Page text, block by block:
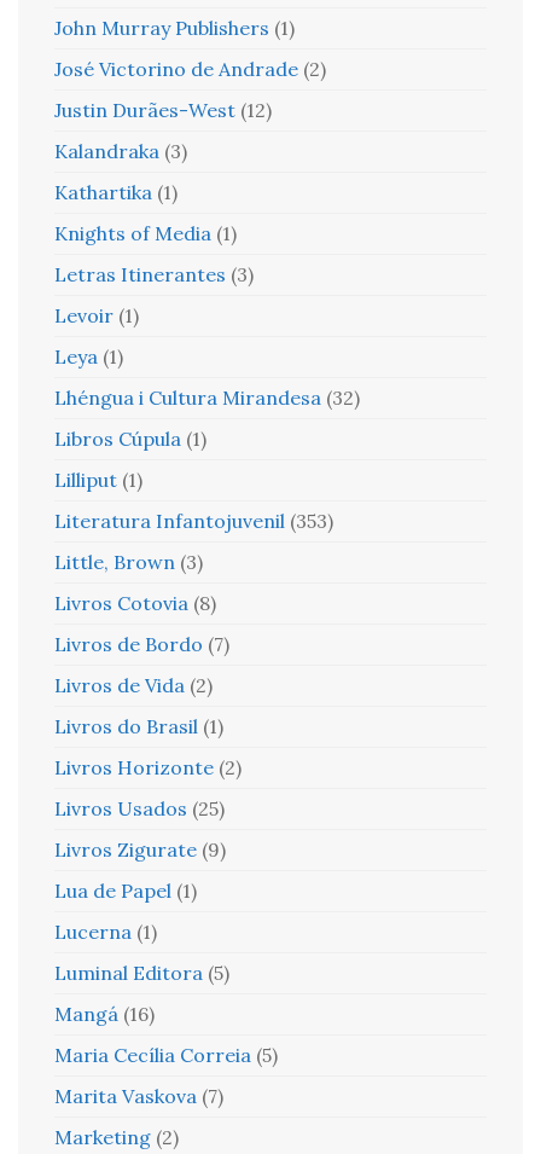
John Murray Publishers (1)
José Victorino de Andrade (2)
Justin Durães-West (12)
Kalandraka (3)
Kathartika (1)
Knights of Media (1)
Letras Itinerantes (3)
Levoir (1)
Leya (1)
Lhéngua i Cultura Mirandesa (32)
Libros Cúpula (1)
Lilliput (1)
Literatura Infantojuvenil (353)
Little, Brown (3)
Livros Cotovia (8)
Livros de Bordo (7)
Livros de Vida (2)
Livros do Brasil (1)
Livros Horizonte (2)
Livros Usados (25)
Livros Zigurate (9)
Lua de Papel (1)
Lucerna (1)
Luminal Editora (5)
Mangá (16)
Maria Cecília Correia (5)
Marita Vaskova (7)
Marketing (2)